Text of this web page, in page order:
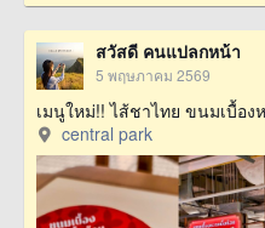
สวัสดี คนแปลกหน้า
5 พฤษภาคม 2569
เมนูใหม่!! ไส้ชาไทย ขนมเบื้อง
central park